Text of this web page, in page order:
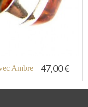
Ambre 47,00 €